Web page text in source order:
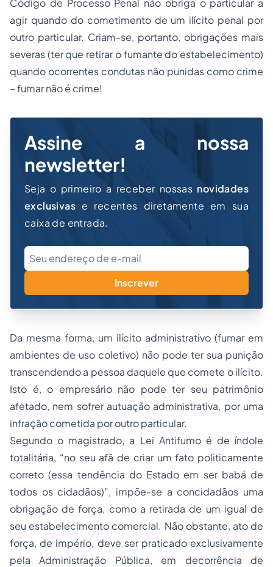
Código de ProcessoPenal não obriga o particular a
agir quando do cometimento de um ilícito penal por
outro particular. Criam-se, portanto, obrigações mais
severas (ter que retirar o fumante do estabelecimento)
quando ocorrentes condutas não punidas como crime
– fumar não é crime!
Assine a nossa
newsletter!
Seja o primeiro a receber nossas novidades
exclusivas e recentes diretamente em sua
caixa de entrada.
Inscrever
Da mesma forma, um ilícito administrativo (fumar em
ambientes de uso coletivo) não pode ter sua punição
transcendendo a pessoa daquele que comete o ilícito.
Isto é, o empresário não pode ter seu patrimônio
afetado, nem sofrer autuação administrativa, por uma
infração cometida por outro particular.
Segundo o magistrado, a Lei Antifumo é de índole
totalitária, “no seu afã de criar um fato politicamente
correto (essa tendência do Estado em ser babá de
todos os cidadãos)”, impõe-se a concidadãos uma
obrigação de força, como a retirada de um igual de
seu estabelecimento comercial. Não obstante, ato de
força, de império, deve ser praticado exclusivamente
pela Administração Pública, em decorrência de